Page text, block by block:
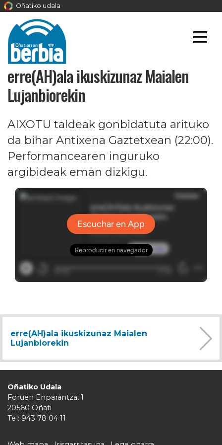
Oñatiko udala
erre(AH)ala ikuskizunaz Maialen
Lujanbiorekin
AIXOTU taldeak gonbidatuta arituko
da bihar Antixena Gaztetxean (22:00).
Performancearen inguruko
argibideak eman dizkigu.
erre(AH)ala ikuskizunaz Maialen
Lujanbiorekin
Oñatiko Udala
Foruen Enparantza, 1
20560 Oñati
Tel: 943 78 04 11